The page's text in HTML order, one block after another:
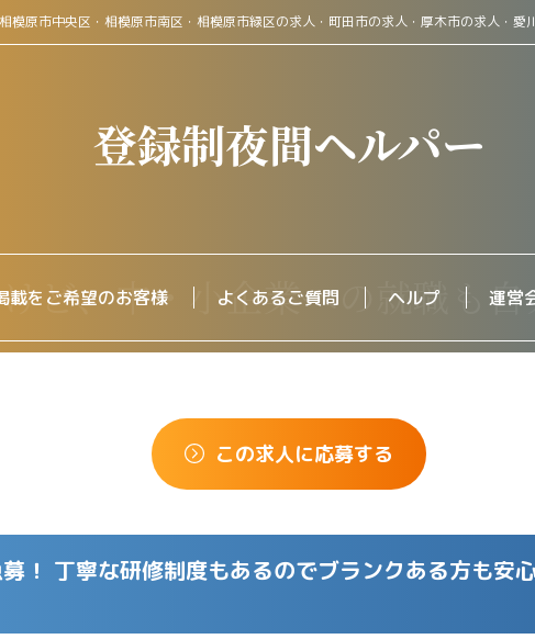
模原市中央区・相模原市南区・相模原市緑区の求人・町田市の求人・厚木市の求人・愛
登録制夜間ヘルパー
載をご希望のお客様 よくあるご質問 ヘルプ 運営
この求人に応募する
！ 丁寧な研修制度もあるのでブランクある方も安